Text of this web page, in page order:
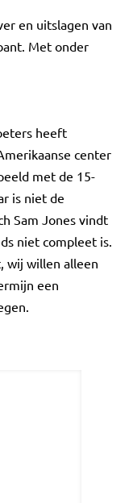
en uitslagen van
Met onder
heeft
center
met de 15-
is niet de
Sam Jones vindt
niet compleet is.
wij willen alleen
een